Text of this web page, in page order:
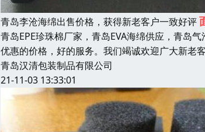
青岛李沧海绵出售价格，获得新老客户一致好评
青岛EPE珍珠棉厂家，青岛EVA海绵供应，青
优惠的价格，好的服务。我们竭诚欢迎广大新老
青岛汉清包装制品有限公司
21-11-03 13:33:01